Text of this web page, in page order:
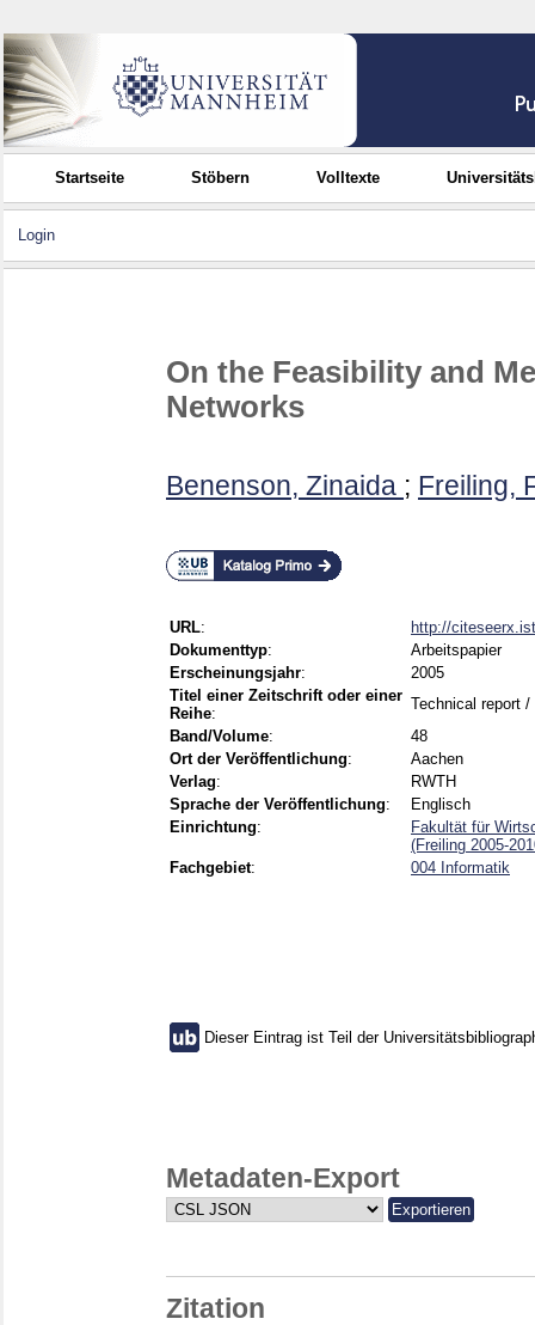
Startseite Stöbern Volltexte
Login
On the Feasibility and
Networks
Benenson, Zinaida ; Freiling,
URL:
http://
Dokumenttyp:
Arbeitspapier
Erscheinungsjahr:
2005
Titel einer Zeitschrift oder einer
Reihe:
Technical report
Band/Volume:
48
Ort der Veröffentlichung:
Aachen
Verlag:
RWTH
Sprache der Veröffentlichung:
Englisch
Einrichtung:
Fakultät für
(Freiling 2005-
Fachgebiet: 004 Informatik
Dieser Eintrag ist Teil der
Metadaten-Export
Zitation